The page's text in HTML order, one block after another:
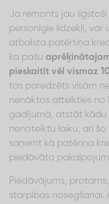
Ja remonts jau
personīgie līdzekļi, var
atbalsta patērtiņa
ka pašu
pieskaitīt vēl vismaz
tas paredzēts visām
nenāktos atteikties no
gadījumā, atstāt
nenoteiktu laiku, arī šo
saņemt kā patēriņa
piedāvāto
Piedāvājums,
starpības nosegšanai.